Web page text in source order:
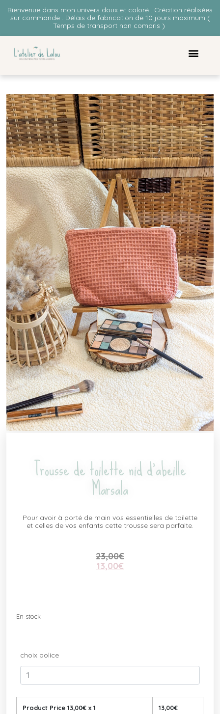
Bienvenue dans mon univers doux et coloré . Création réalisées
sur commande . Délais de fabrication de 10 jours maximum (
Temps de transport non compris )
Trousse de toilette nid d’abeille
Marsala
Pour avoir à porté de main vos essentielles de toilette
et celles de vos enfants cette trousse sera parfaite.
23,00€
13,00€
En stock
choix police
Product Price13,00€ x 1 13,00€